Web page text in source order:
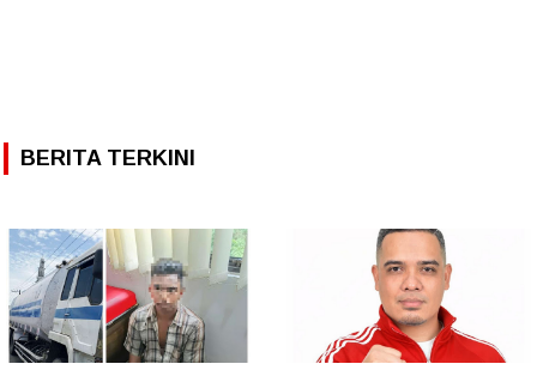
BERITA TERKINI